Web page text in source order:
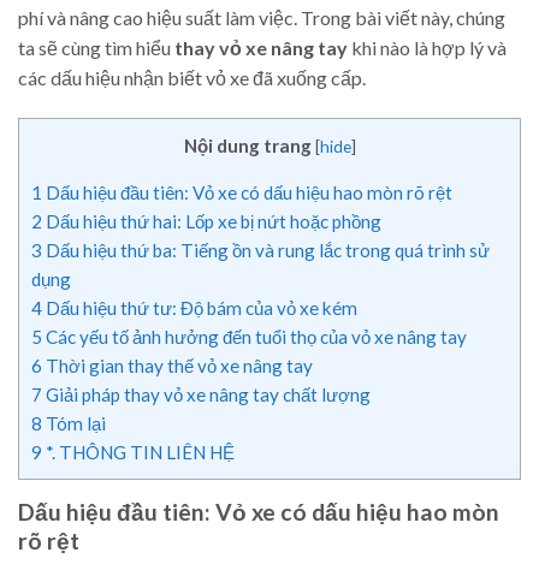
phí và nâng cao hiệu suất làm việc. Trong bài viết này, chúng
ta sẽ cùng tìm hiểu thay vỏ xe nâng tay khi nào là hợp lý và
các dấu hiệu nhận biết vỏ xe đã xuống cấp.
Nội dung trang [hide]
1 Dấu hiệu đầu tiên: Vỏ xe có dấu hiệu hao mòn rõ rệt
2 Dấu hiệu thứ hai: Lốp xe bị nứt hoặc phồng
3 Dấu hiệu thứ ba: Tiếng ồn và rung lắc trong quá trình sử
dụng
4 Dấu hiệu thứ tư: Độ bám của vỏ xe kém
5 Các yếu tố ảnh hưởng đến tuổi thọ của vỏ xe nâng tay
6 Thời gian thay thế vỏ xe nâng tay
7 Giải pháp thay vỏ xe nâng tay chất lượng
8 Tóm lại
9 *. THÔNG TIN LIÊN HỆ
Dấu hiệu đầu tiên: Vỏ xe có dấu hiệu hao mòn
rõ rệt